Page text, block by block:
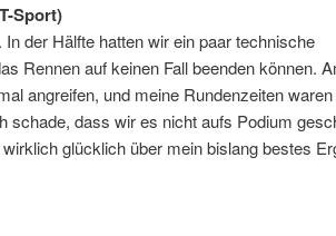
Sport)
der Hälfte hatten wir ein paar technische
Rennen auf keinen Fall beenden können.
angreifen, und meine Rundenzeiten
schade, dass wir es nicht aufs Podium
glücklich über mein bislang bestes